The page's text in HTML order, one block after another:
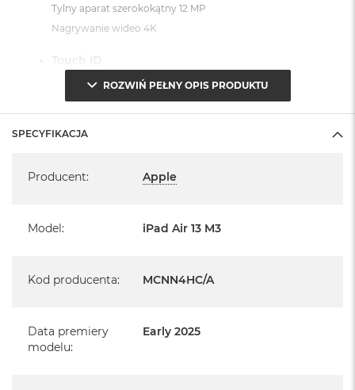
Tylny aparat szerokokątny 12 MP
Nagrywanie wideo 4K
Touch ID
Czujniki
oświetlenia zewnętrznego
System operacyjny iPadOS 18
iPad jest nowy
ROZWIŃ PEŁNY OPIS PRODUKTU
SPECYFIKACJA
Producent: Apple
Model : iPad Air 13 M3
Kod producenta: MCNN4HC/A
Data premiery
modelu:
Early 2025